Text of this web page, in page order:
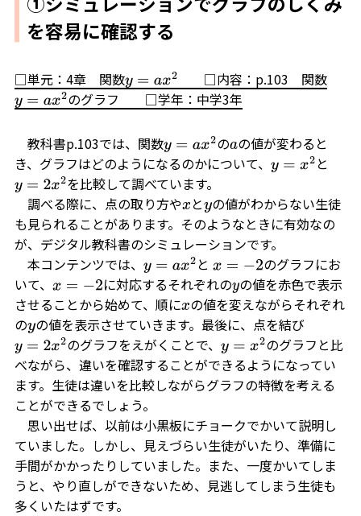
を容易に確認する
□単元：4章 関数y=ax 2
□内容：p.103 関数
y=ax 2 のグラフ □学年：中学3年
教科書p.103では、関数y=ax 2 のaの値が変わると
き、グラフはどのようになるのかについて、 y=x2
と
y=2x 2
を比較して調べています。
調べる際に、点の取り方やx とyの値がわからない生徒
も見られることがあります。そのようなときに有効なの
が、デジタル教科書のシミュレーションです。
本コンテンツでは、 y=ax 2 と x= −2
のグラフにお
いて、 x= −2 に対応するそれぞれのyの値を赤色で表示
させることから始めて、順にxの値を変えながらそれぞれ
のyの値を表示させていきます。最後に、点を結び
y=2x 2 のグラフをえがくことで、y=x2
のグラフと比
べながら、違いを確認することができるようになってい
ます。生徒は違いを比較しながらグラフの特徴を考える
ことができるでしょう。
思い出せば、以前は小黒板にチョークでかいて説明し
ていました。しかし、見えづらい生徒がいたり、準備に
手間がかかったりしていました。また、一度かいてしま
うと、やり直しができないため、見逃してしまう生徒も
多くいたはずです。